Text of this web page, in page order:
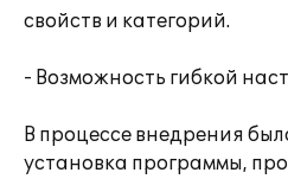
свойств и категорий.
- Возможность гибкой
В процессе внедрения
установка программы,